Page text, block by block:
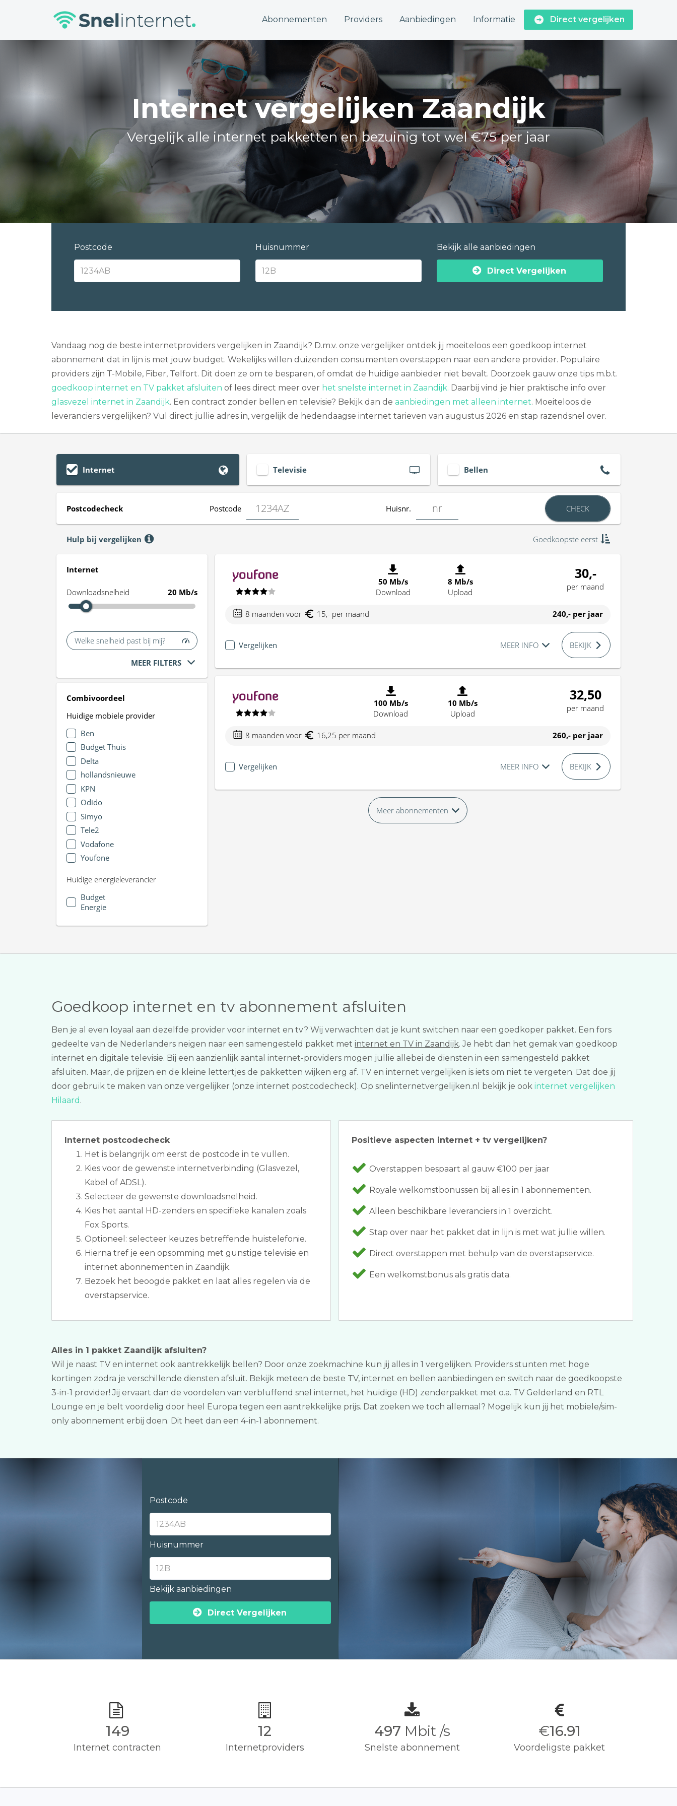
Abonnementen Providers Aanbiedingen Informatie Direct vergelijken
Skip
to
content
Internet vergelijken Zaandijk
Vergelijk alle internet pakketten en bezuinig tot wel €75 per jaar
Postcode Huisnummer Bekijk alle aanbiedingen
Direct Vergelijken
Vandaag nog de beste internetproviders vergelijken in Zaandijk? D.m.v. onze vergelijker ontdek jij moeiteloos een goedkoop internet
abonnement dat in lijn is met jouw budget. Wekelijks willen duizenden consumenten overstappen naar een andere provider. Populaire
providers zijn T-Mobile, Fiber, Telfort. Dit doen ze om te besparen, of omdat de huidige aanbieder niet bevalt. Doorzoek gauw onze tips m.b.t.
goedkoop internet en TV pakket afsluiten of lees direct meer over het snelste internet in Zaandijk. Daarbij vind je hier praktische info over
glasvezel internet in Zaandijk. Een contract zonder bellen en televisie? Bekijk dan de aanbiedingen met alleen internet. Moeiteloos de
leveranciers vergelijken? Vul direct jullie adres in, vergelijk de hedendaagse internet tarieven van augustus 2026 en stap razendsnel over.
Internet Televisie Bellen
Postcodecheck Postcode Huisnr. CHECK
Hulp bij vergelijken Goedkoopste eerst
Internet
Downloadsnelheid 20 Mb/s
Welke snelheid past bij mij?
MEER FILTERS
Combivoordeel
Huidige mobiele provider
Ben
Budget Thuis
Delta
hollandsnieuwe
KPN
Odido
Simyo
Tele2
Vodafone
Youfone
Huidige energieleverancier
Budget
Energie
50 Mb/s
Download
8 Mb/s
Upload
30,-
per maand
8 maanden voor 15,- per maand 240,- per jaar
Vergelijken MEER INFO BEKIJK
100 Mb/s
Download
10 Mb/s
Upload
32,50
per maand
8 maanden voor 16,25 per maand 260,- per jaar
Vergelijken MEER INFO BEKIJK
Meer abonnementen
Goedkoop internet en tv abonnement afsluiten
Ben je al even loyaal aan dezelfde provider voor internet en tv? Wij verwachten dat je kunt switchen naar een goedkoper pakket. Een fors
gedeelte van de Nederlanders neigen naar een samengesteld pakket met internet en TV in Zaandijk. Je hebt dan het gemak van goedkoop
internet en digitale televisie. Bij een aanzienlijk aantal internet-providers mogen jullie allebei de diensten in een samengesteld pakket
afsluiten. Maar, de prijzen en de kleine lettertjes de pakketten wijken erg af. TV en internet vergelijken is iets om niet te vergeten. Dat doe jij
door gebruik te maken van onze vergelijker (onze internet postcodecheck). Op snelinternetvergelijken.nl bekijk je ook internet vergelijken
Hilaard .
Internet postcodecheck
Het is belangrijk om eerst de postcode in te vullen.
Kies voor de gewenste internetverbinding (Glasvezel,
Kabel of ADSL).
Selecteer de gewenste downloadsnelheid.
Kies het aantal HD-zenders en specifieke kanalen zoals
Fox Sports.
Optioneel: selecteer keuzes betreffende huistelefonie.
Hierna tref je een opsomming met gunstige televisie en
internet abonnementen in Zaandijk.
Bezoek het beoogde pakket en laat alles regelen via de
overstapservice.
Positieve aspecten internet + tv vergelijken?
Overstappen bespaart al gauw €100 per jaar
Royale welkomstbonussen bij alles in 1 abonnementen.
Alleen beschikbare leveranciers in 1 overzicht.
Stap over naar het pakket dat in lijn is met wat jullie willen.
Direct overstappen met behulp van de overstapservice.
Een welkomstbonus als gratis data.
Alles in 1 pakket Zaandijk afsluiten?
Wil je naast TV en internet ook aantrekkelijk bellen? Door onze zoekmachine kun jij alles in 1 vergelijken. Providers stunten met hoge
kortingen zodra je verschillende diensten afsluit. Bekijk meteen de beste TV, internet en bellen aanbiedingen en switch naar de goedkoopste
3-in-1 provider! Jij ervaart dan de voordelen van verbluffend snel internet, het huidige (HD) zenderpakket met o.a. TV Gelderland en RTL
Lounge en je belt voordelig door heel Europa tegen een aantrekkelijke prijs. Dat zoeken we toch allemaal? Mogelijk kun jij het mobiele/sim-
only abonnement erbij doen. Dit heet dan een 4-in-1 abonnement.
Postcode
Huisnummer
Bekijk aanbiedingen
Direct Vergelijken
150
Internet contracten
12
Internetproviders
500 Mbit /s
Snelste abonnement
€17.00
Voordeligste pakket